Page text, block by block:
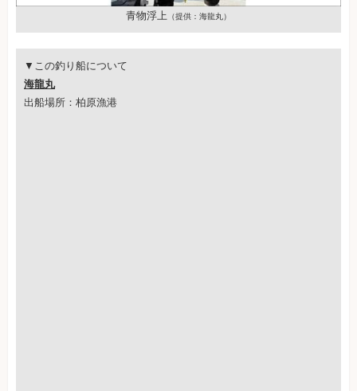
青物浮上 （提供：海龍丸）
▼この釣り船について
海龍丸
出船場所：柏原漁港